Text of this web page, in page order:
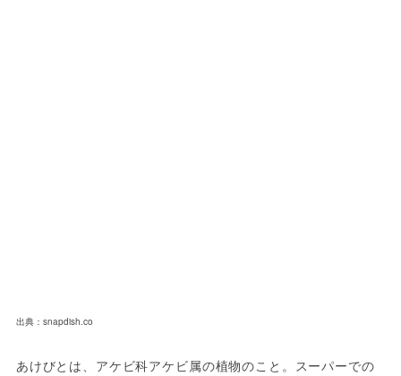
出典：snapdish.co
あけびとは、アケビ科アケビ属の植物のこと。スーパーでの